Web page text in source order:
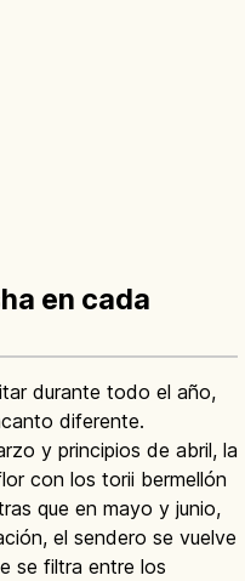
en cada
durante todo el año,
diferente.
y principios de abril, la
con los torii bermellón
que en mayo y junio,
el sendero se vuelve
se filtra entre los